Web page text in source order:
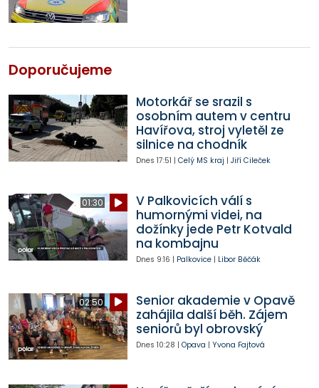
Doporučujeme
Motorkář se srazil s
osobním autem v centru
Havířova, stroj vyletěl ze
silnice na chodník
Dnes 17:51 | Celý MS kraj | Jiří Cileček
01:30
V Palkovicích válí s
humornými videi, na
dožínky jede Petr Kotvald
na kombajnu
Dnes 9:16 | Palkovice| Libor Běčák
02:50
Senior akademie v Opavě
zahájila další běh. Zájem
seniorů byl obrovský
Dnes 10:28 | Opava | Yvona Fajtová